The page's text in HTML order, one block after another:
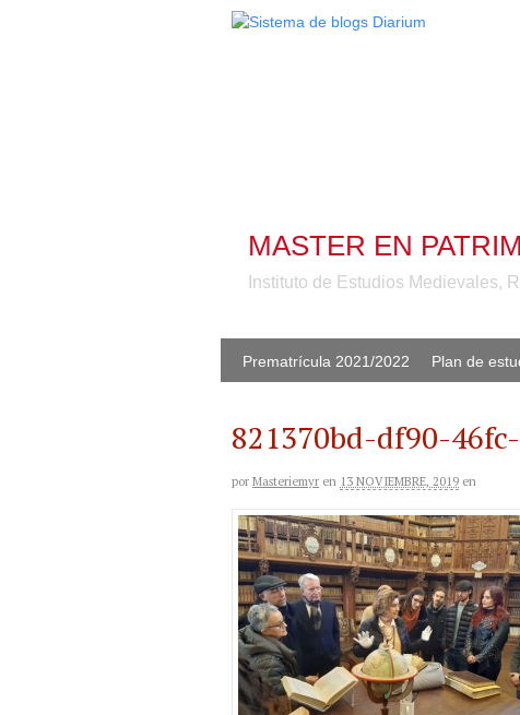
MASTER EN
Instituto de Estudios Medievales,
Prematrícula 2021/2022 Plan de
821370bd-df90-
por Masteriemyr en 13 NOVIEMBRE, 2019 en